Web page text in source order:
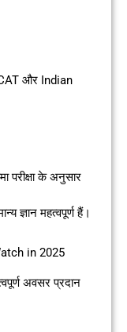
और Indian
परीक्षा के अनुसार
ज्ञान महत्वपूर्ण हैं।
in 2025
अवसर प्रदान